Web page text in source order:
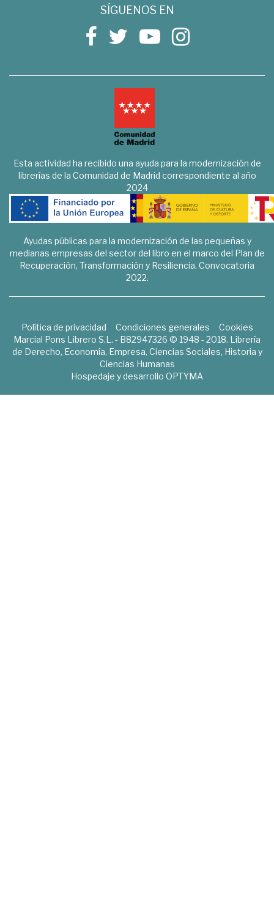
SÍGUENOS EN
Esta actividad ha recibido una ayuda para la modernización de
librerías de la Comunidad de Madrid correspondiente al año
2024
Ayudas públicas para la modernización de las pequeñas y
medianas empresas del sector del libro en el marco del Plan de
Recuperación, Transformación y Resiliencia. Convocatoria
2022.
Política de privacidad Condiciones generales
Cookies
Marcial Pons Librero S.L. - B82947326 © 1948 - 2018. Librería
de Derecho, Economía, Empresa, Ciencias Sociales, Historia y
Ciencias Humanas
Hospedaje y desarrollo OPTYMA